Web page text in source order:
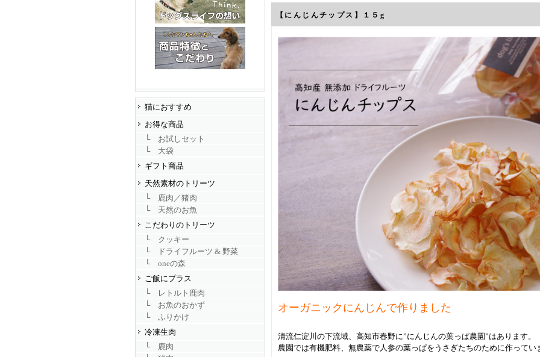
猫におすすめ
お得な商品
└ お試しセット
└ 大袋
ギフト商品
天然素材のトリーツ
└ 鹿肉／猪肉
└ 天然のお魚
こだわりのトリーツ
└ クッキー
└ ドライフルーツ & 野菜
└ oneの森
ご飯にプラス
└ レトルト鹿肉
└ お魚のおかず
└ ふりかけ
冷凍生肉
└ 鹿肉
【にんじんチップス】１５g
オーガニックにんじんで作りました
清流仁淀川の下流域、高知市春野に”にんじんの葉っぱ農園”はあります。
農園では有機肥料、無農薬で人参の葉っぱをうさぎたちのために作ってい